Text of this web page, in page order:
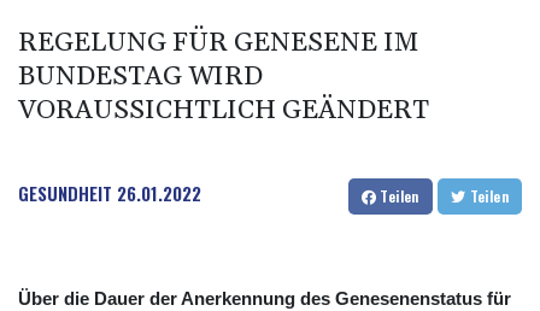
REGELUNG FÜR GENESENE IM
BUNDESTAG WIRD
VORAUSSICHTLICH GEÄNDERT
GESUNDHEIT 26.01.2022 Teilen Teilen
Über die Dauer der Anerkennung des Genesenenstatus für